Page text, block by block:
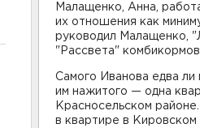
Малащенко, Анна,
их отношения как
руководил Малащенко,
"Рассвета"
Самого Иванова едва ли
им нажитого — одна
Красносельском
в квартире в Кировском